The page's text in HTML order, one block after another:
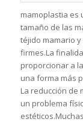
mamoplastia es
tamaño de las
téjido mamario
firmes.La
proporcionar a
una forma más
La reducción de
un problema